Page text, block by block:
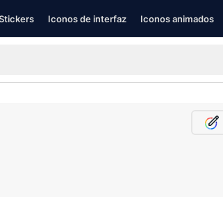
Iconos de interfaz Iconos animados